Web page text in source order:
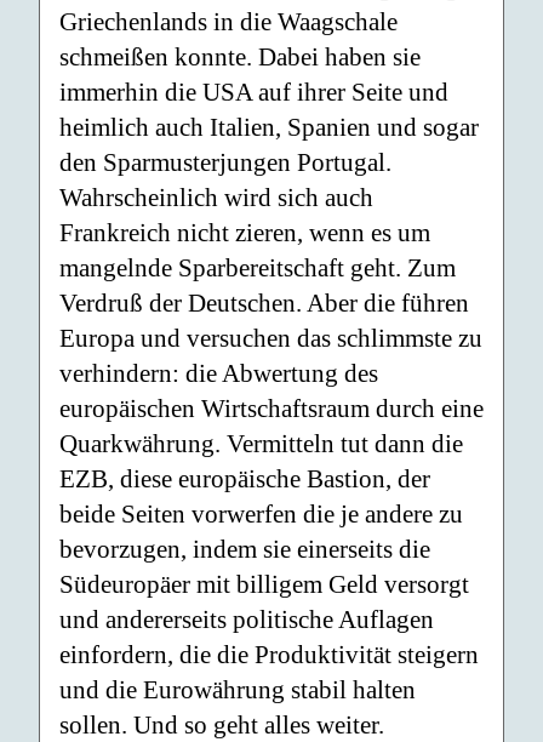
Griechenlands in die Waagschale
schmeißen konnte. Dabei haben sie
immerhin die USA auf ihrer Seite und
heimlich auch Italien, Spanien und sogar
den Sparmusterjungen Portugal.
Wahrscheinlich wird sich auch
Frankreich nicht zieren, wenn es um
mangelnde Sparbereitschaft geht. Zum
Verdruß der Deutschen. Aber die führen
Europa und versuchen das schlimmste zu
verhindern: die Abwertung des
europäischen Wirtschaftsraum durch eine
Quarkwährung. Vermitteln tut dann die
EZB, diese europäische Bastion, der
beide Seiten vorwerfen die je andere zu
bevorzugen, indem sie einerseits die
Südeuropäer mit billigem Geld versorgt
und andererseits politische Auflagen
einfordern, die die Produktivität steigern
und die Eurowährung stabil halten
sollen. Und so geht alles weiter.